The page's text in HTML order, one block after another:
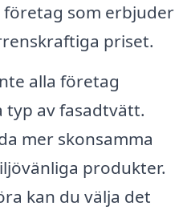
som erbjuder
priset.
alla företag
typ av fasadtvätt.
mer skonsamma
produkter.
kan du välja det